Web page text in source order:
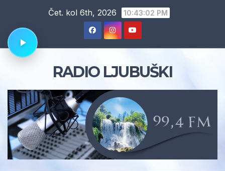
content
Čet. kol 6th, 2026 10:43:02 PM
RADIO LJUBUŠKI